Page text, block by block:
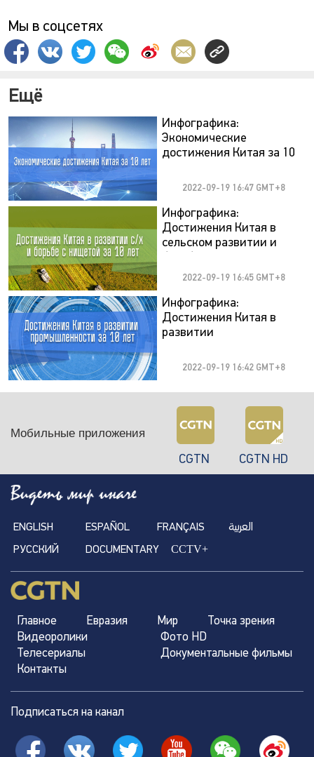
Мы в соцсетях
Ещё
Инфографика:
Экономические
достижения Китая за 10
2022-09-19 16:47 GMT+8
Инфографика:
Достижения Китая в
сельском развитии и
2022-09-19 16:45 GMT+8
Инфографика:
Достижения Китая в
развитии
лет (2012 — 2021 гг.)
2022-09-19 16:42 GMT+8
Мобильные приложения
CGTN CGTN HD
ENGLISH ESPAÑOL FRANÇAIS
العربية
РУССКИЙ
DOCUMENTARY CCTV+
Главное Евразия Мир
Точка зрения
Видеоролики
Фото HD
Телесериалы
Документальные фильмы
Контакты
Подписаться на канал